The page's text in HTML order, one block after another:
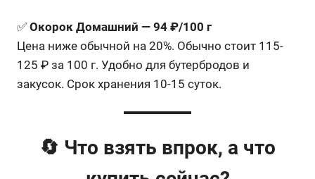
✅ Окорок Домашний — 94 ₽/100 г
Цена ниже обычной на 20%. Обычно стоит 115-
125 ₽ за 100 г. Удобно для бутербродов и
закусок. Срок хранения 10-15 суток.
🔄 Что взять впрок, а что